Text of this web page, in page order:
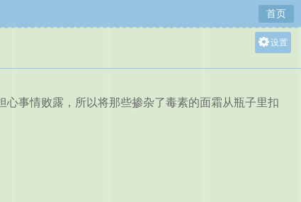
首页
设置
中
事情败露，所以将那些掺杂了毒素的面霜从瓶子里扣